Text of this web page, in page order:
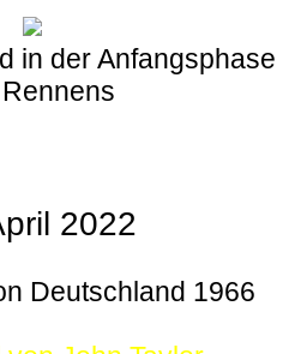
in der Anfangsphase
2022
Deutschland 1966